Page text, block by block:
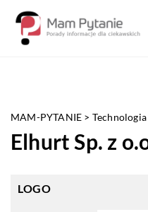
MAM-PYTANIE >
Elhurt Sp. z
LOGO